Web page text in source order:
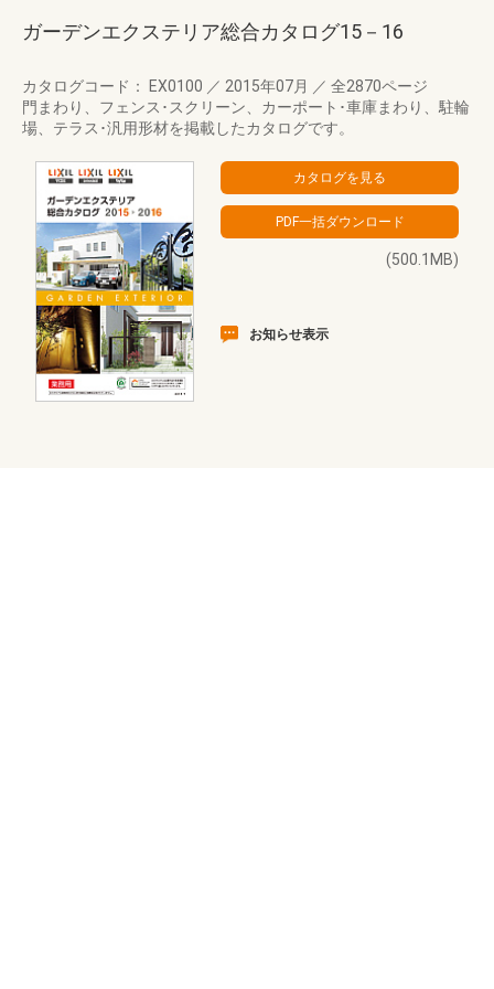
ガーデンエクステリア総合カタログ15－16
カタログコード： EX0100 ／ 2015年07月 ／ 全2870ページ
門まわり、フェンス･スクリーン、カーポート･車庫まわり、駐輪
場、テラス･汎用形材を掲載したカタログです。
(500.1MB)
お知らせ表示